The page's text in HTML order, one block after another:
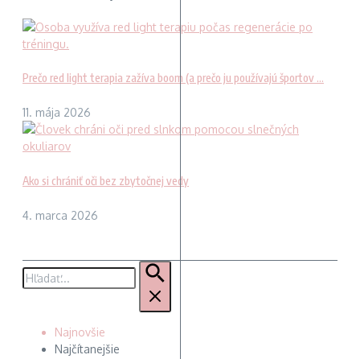
Prečo red light terapia zažíva boom (a prečo ju používajú športov ...
11. mája 2026
Ako si chrániť oči bez zbytočnej vedy
4. marca 2026
Hľadať:
Najnovšie
Najčítanejšie